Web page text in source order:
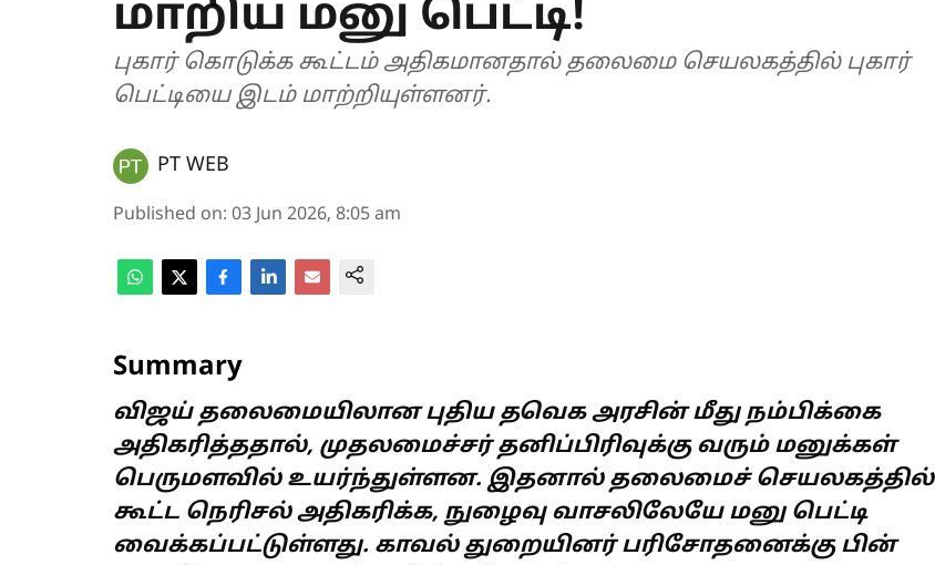
மாறிய மனு பெட்டி!
புகார் கொடுக்க கூட்டம் அதிகமானதால் தலைமை செயலகத்தில் புகார்
பெட்டியை இடம் மாற்றியுள்ளனர்.
PT WEB
Published on: 03 Jun 2026, 8:05 am
Summary
விஜய் தலைமையிலான புதிய தவெக அரசின் மீது நம்பிக்கை
அதிகரித்ததால், முதலமைச்சர் தனிப்பிரிவுக்கு வரும் மனுக்கள்
பெருமளவில் உயர்ந்துள்ளன. இதனால் தலைமைச் செயலகத்தில்
கூட்ட நெரிசல் அதிகரிக்க, நுழைவு வாசலிலேயே மனு பெட்டி
வைக்கப்பட்டுள்ளது. காவல் துறையினர் பரிசோதனைக்கு பின்